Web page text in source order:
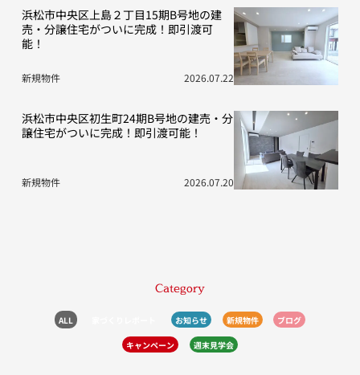
浜松市中央区上島２丁目15期B号地の建
売・分譲住宅がついに完成！即引渡可
能！
新規物件 2026.07.22
浜松市中央区初生町24期B号地の建売・分
譲住宅がついに完成！即引渡可能！
新規物件 2026.07.20
Category
ALL お知らせ 新規物件 ブログ
キャンペーン 週末見学会